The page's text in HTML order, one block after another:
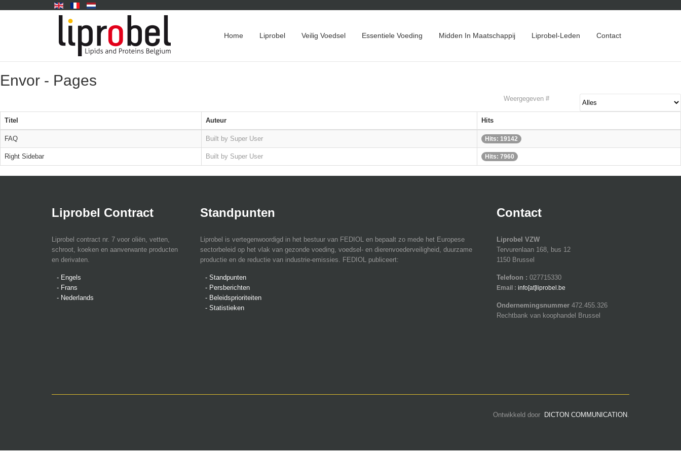
Home Liprobel Veilig Voedsel Essentiele Voeding Midden In Maatschappij Liprobel-Leden Contact
Envor - Pages
Weergegeven #
Titel Auteur Hits
FAQ Built by Super User Hits: 19142
Right Sidebar Built by Super User Hits: 7960
Liprobel Contract
Liprobel contract nr. 7 voor oliën, vetten,
schroot, koeken en aanverwante producten
en derivaten.
- Engels
- Frans
- Nederlands
Standpunten
Liprobel is vertegenwoordigd in het bestuur van FEDIOL en bepaalt zo mede het Europese
sectorbeleid op het vlak van gezonde voeding, voedsel- en dierenvoederveiligheid, duurzame
productie en de reductie van industrie-emissies. FEDIOL publiceert:
- Standpunten
- Persberichten
- Beleidsprioriteiten
- Statistieken
Contact
Liprobel VZW
Tervurenlaan 168, bus 12
1150 Brussel
Telefoon : 027715330
Email : info[at]liprobel.be
Ondernemingsnummer472.455.326
Rechtbank van koophandel Brussel
Ontwikkeld door DICTON COMMUNICATION.